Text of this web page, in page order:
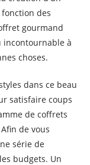
des
gourmand
incontournable à
choses.
dans ce beau
satisfaire coups
de coffrets
de vous
série de
budgets. Un